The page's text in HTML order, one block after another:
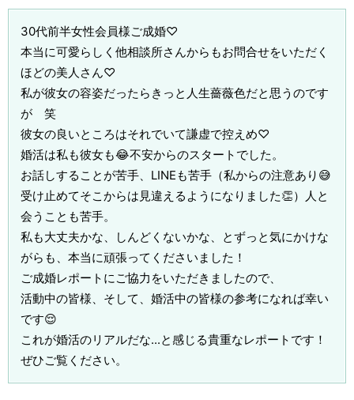
30代前半女性会員様ご成婚♡
本当に可愛らしく他相談所さんからもお問合せをいただく
ほどの美人さん♡
私が彼女の容姿だったらきっと人生薔薇色だと思うのです
が 笑
彼女の良いところはそれでいて謙虚で控えめ♡
婚活は私も彼女も😂不安からのスタートでした。
お話しすることが苦手、LINEも苦手（私からの注意あり😅
受け止めてそこからは見違えるようになりました👏）人と
会うことも苦手。
私も大丈夫かな、しんどくないかな、とずっと気にかけな
がらも、本当に頑張ってくださいました！
ご成婚レポートにご協力をいただきましたので、
活動中の皆様、そして、婚活中の皆様の参考になれば幸い
です😌
これが婚活のリアルだな...と感じる貴重なレポートです！
ぜひご覧ください。